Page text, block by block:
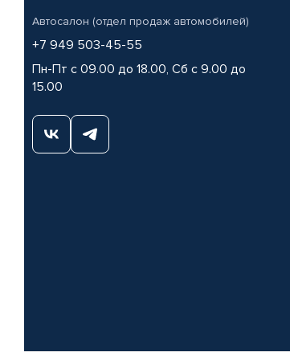
Автосалон (отдел продаж автомобилей)
+7 949 503-45-55
Пн-Пт с 09.00 до 18.00, Сб с 9.00 до
15.00